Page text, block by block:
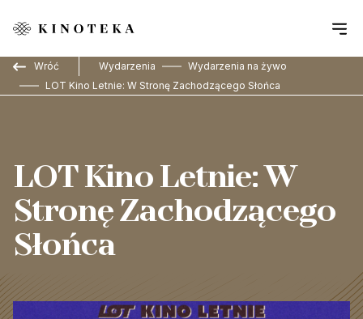
Wróć Wydarzenia
Wydarzenia na żywo
LOT Kino Letnie: W Stronę Zachodzącego Słońca
LOT Kino Letnie: W
Stronę Zachodzącego
Słońca